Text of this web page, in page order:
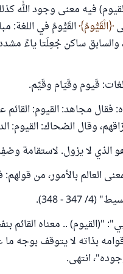
فيه معنى وجود الله
الْقَيُّومُ القَيُّومُ في اللغة:
والسابق ساكن جُعِلَتا ياءً
قَيوم وقَيّام وقَيِّم.
فقال مجاهد: القيوم:
وقال الضحاك: القيوم:
الذي لا يزول. لاستقامة
العالم بالأمور، من
347 - 348).
"(‌القيوم) .. معناه القائم
بذاته لا يتوقف بوجه
انتهى.